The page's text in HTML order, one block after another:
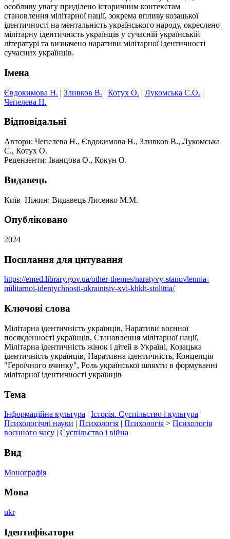
особливу увагу приділено історичним контекстам
становлення мілітарної нації, зокрема впливу козацької
ідентичності на ментальність українського народу, окреслено
мілітарну ідентичність українців у сучасній українській
літературі та визначено наративи мілітарної ідентичності
сучасних українців.
Імена
Євдокимова Н. | Зливков В. | Котух О. | Лукомська С.О. |
Чепелева Н.
Відповідальні
Автори: Чепелева Н., Євдокимова Н., Зливков В., Лукомська
С., Котух О.
Рецензенти: Іванцова О., Кокун О.
Видавець
Київ–Ніжин: Видавець Лисенко М.М.
Опубліковано
2024
Посилання для цитування
https://emed.library.gov.ua/other-themes/naratyvy-stanovlennia-
militarnoi-identychnosti-ukraintsiv-xvi-khkh-stolittia/
Ключові слова
Мілітарна ідентичність українців, Наративи воєнної
посякденності українців, Становлення мілітарної нації,
Мілітарна ідентичність жінок і дітей в Україні, Козацька
ідентичність українців, Наративна ідентичність, Концепція
"Героїчного вчинку", Роль української шляхти в формуванні
мілітарної ідентичності українців
Тема
Інформаційна культура | Історія. Суспільство і культура |
Психологічні науки | Психологія | Психологія > Психологія
воєнного часу | Суспільство і війна
Вид
Монографія
Мова
ukr
Ідентифікатори